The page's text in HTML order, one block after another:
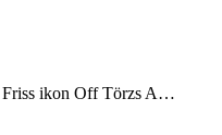
Friss ikon Off Törzs A…